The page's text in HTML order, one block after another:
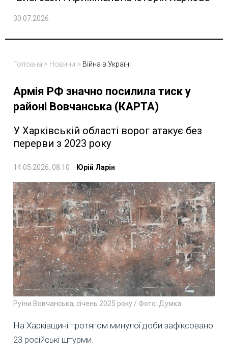
30.07.2026
Головна > Новини > Війна в Україні
Армія РФ значно посилила тиск у
районі Вовчанська (КАРТА)
У Харківській області ворог атакує без
перерви з 2023 року
14.05.2026, 08:10 Юрій Ларін
Руїни Вовчанська, січень 2025 року / Фото: Думка
На Харківщині протягом минулої доби зафіксовано
23 російські штурми.